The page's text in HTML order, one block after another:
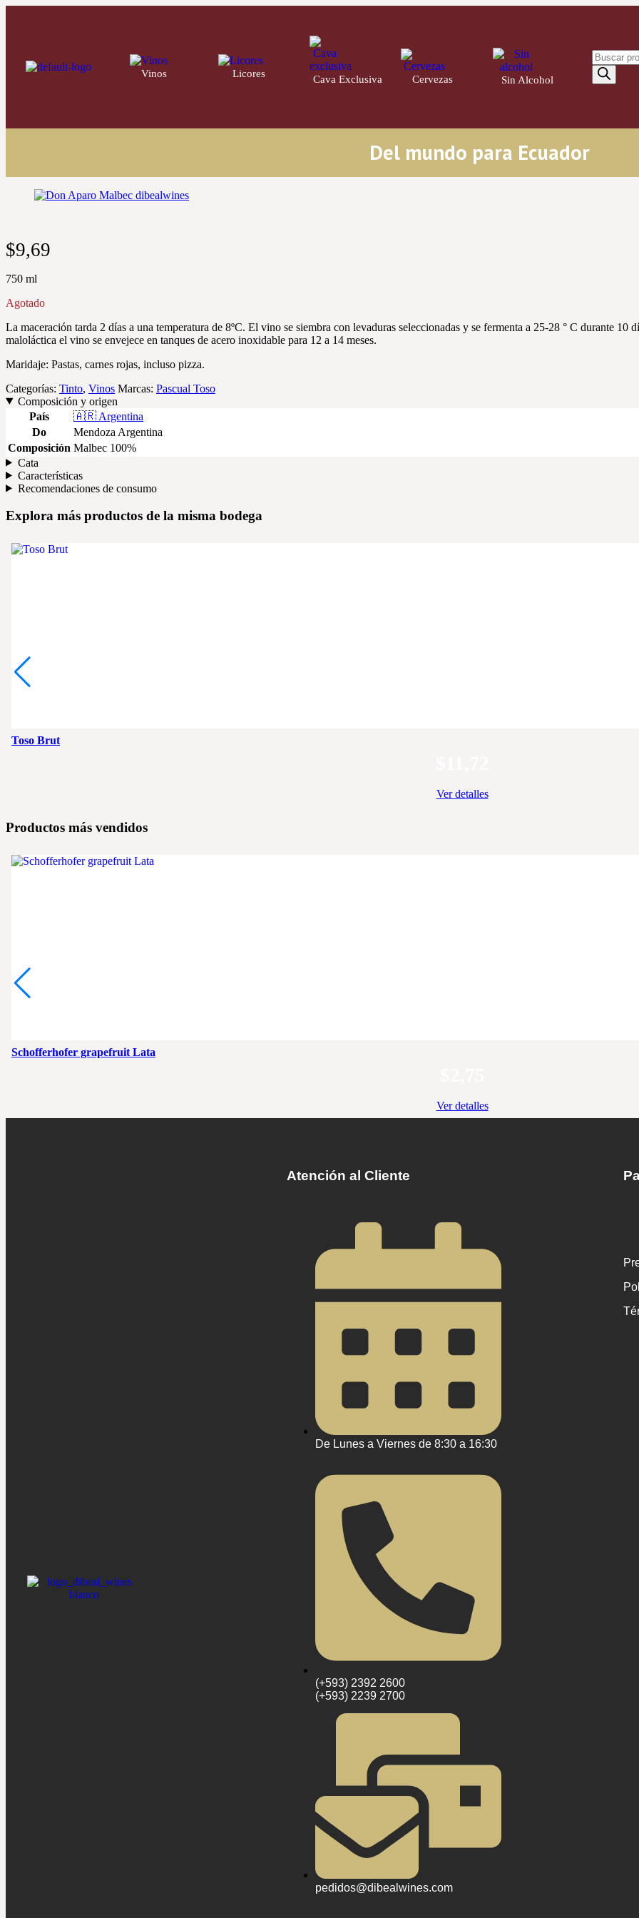
Vinos Licores
Cava Exclusiva
Cervezas Sin Alcohol
Del mundo para Ecuador
$9,69
750 ml
Agotado
La maceración tarda 2 días a una temperatura de 8ºC. El vino se siembra con levaduras seleccionadas y se fermenta a 25-28 ° C durante 10
maloláctica el vino se envejece en tanques de acero inoxidable para 12 a 14 meses.
Maridaje: Pastas, carnes rojas, incluso pizza.
Categorías: Tinto, Vinos Marcas: Pascual Toso
Composición y origen
País
🇦🇷 Argentina
Do
Mendoza Argentina
Composición Malbec 100%
Cata
Características
Recomendaciones de consumo
Explora más productos de la misma bodega
Toso Brut
Ver detalles
Productos más vendidos
Schofferhofer grapefruit Lata
Ver detalles
Atención al Cliente
De Lunes a Viernes de 8:30 a 16:30
(+593) 2392 2600
(+593) 2239 2700
pedidos@dibealwines.com